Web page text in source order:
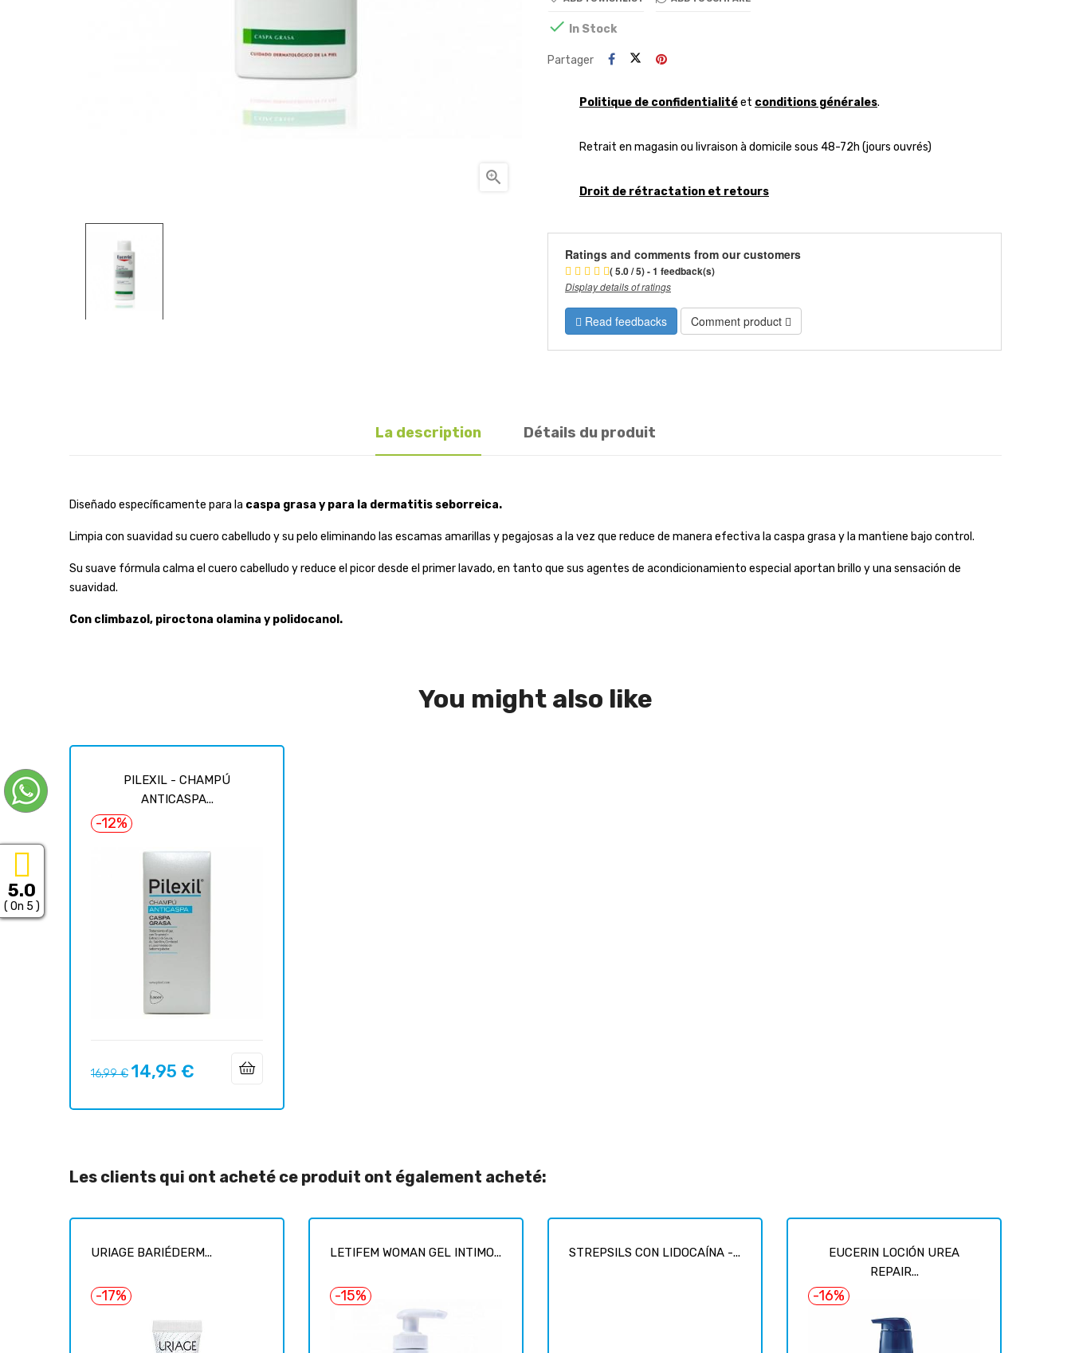

 In Stock
Partager
Politique de confidentialitéet conditions générales.
Retrait en magasin ou livraison à domicile sous 48-72h (jours ouvrés)
Droit de rétractation et retours
Ratings and comments from our customers
( 5.0 / 5) - 1 feedback(s)
Display details of ratings
Read feedbacks Comment product
La description Détails du produit
Diseñado específicamente para la caspa grasa y para la dermatitis seborreica.
Limpia con suavidad su cuero cabelludo y su pelo eliminando las escamas amarillas y pegajosas a la vez que reduce de manera efectiva la caspa grasa y la mantiene bajo control.
Su suave fórmula calma el cuero cabelludo y reduce el picor desde el primer lavado, en tanto que sus agentes de acondicionamiento especial aportan brillo y una sensación de
suavidad.
Con climbazol, piroctona olamina y polidocanol.
You might also like
PILEXIL - CHAMPÚ
ANTICASPA...
-12%
Prix
16,99 € Prix
14,95 €
Les clients qui ont acheté ce produit ont également acheté:
URIAGE BARIÉDERM...
-17%
LETIFEM WOMAN GEL INTIMO...
-15%
STREPSILS CON LIDOCAÍNA -...
EUCERIN LOCIÓN UREA
REPAIR...
-16%
5.0
( On 5 )